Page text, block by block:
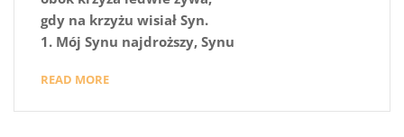
gdy na krzyżu wisiał Syn.
1. Mój Synu najdroższy, Synu
READ MORE